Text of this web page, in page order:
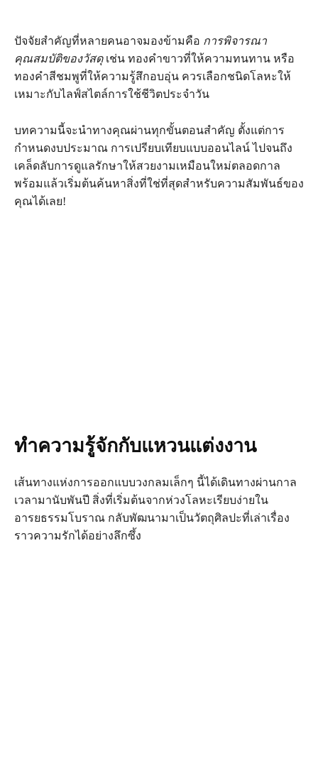
ปัจจัยสำคัญที่หลายคนอาจมองข้ามคือ การพิจารณา
คุณสมบัติของวัสดุเช่น ทองคำขาวที่ให้ความทนทาน หรือ
ทองคำสีชมพูที่ให้ความรู้สึกอบอุ่น ควรเลือกชนิดโลหะให้
เหมาะกับไลฟ์สไตล์การใช้ชีวิตประจำวัน
บทความนี้จะนำทางคุณผ่านทุกขั้นตอนสำคัญ ตั้งแต่การ
กำหนดงบประมาณ การเปรียบเทียบแบบออนไลน์ ไปจนถึง
เคล็ดลับการดูแลรักษาให้สวยงามเหมือนใหม่ตลอดกาล
พร้อมแล้วเริ่มต้นค้นหาสิ่งที่ใช่ที่สุดสำหรับความสัมพันธ์ของ
คุณได้เลย!
ทำความรู้จักกับแหวนแต่งงาน
เส้นทางแห่งการออกแบบวงกลมเล็กๆ นี้ได้เดินทางผ่านกาล
เวลามานับพันปี สิ่งที่เริ่มต้นจากห่วงโลหะเรียบง่ายใน
อารยธรรมโบราณ กลับพัฒนามาเป็นวัตถุศิลปะที่เล่าเรื่อง
ราวความรักได้อย่างลึกซึ้ง